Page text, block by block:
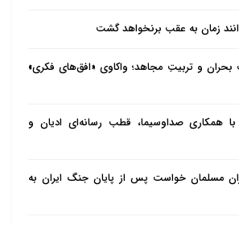
زمان به عقب برنخواهد گشت
بحران و تربیتِ مجاهد؛ واکاوی «افق‌های فکری»
با همکاری صداوسیما، قطب رسانه‌ای ادیان و
مسلمان خواست پس از پایان جنگ ایران به